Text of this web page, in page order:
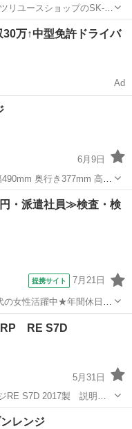
リユースショップのSK-
体に 家電 家具 等も取り
扱っております 山梨 SK-NET で検索して頂くと幸いです ...
家電
30万↑中型免許ドライバ
Ad
6月9日
SANYO
・派遣社員≫検査・検
提携サイト 7月21日
の女性活躍中★年間休日
お仕事！日払い制度利用可
山梨県中巨摩郡昭和町》
RE S7D
5月31日
RE S7D 2017製 説明書
レンジ